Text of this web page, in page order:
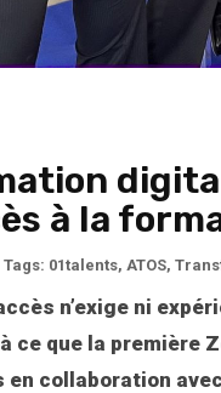
à la
Tags: 01talents, ATOS,
n’exige ni
ce que la première
en collaboration